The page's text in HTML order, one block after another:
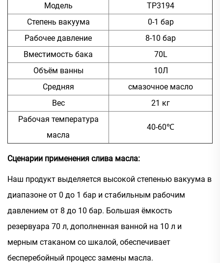
Модель
TP3194
Степень вакуума
0-1 бар
Рабочее давление
8-10 бар
Вместимость бака
70L
Объём ванны
10Л
Средняя
смазочное масло
Вес
21 кг
Рабочая температура
масла
40-60℃
Сценарии применения слива масла:
Наш продукт выделяется высокой степенью вакуума в
диапазоне от 0 до 1 бар и стабильным рабочим
давлением от 8 до 10 бар. Большая ёмкость
резервуара 70 л, дополненная ванной на 10 л и
мерным стаканом со шкалой, обеспечивает
бесперебойный процесс замены масла.